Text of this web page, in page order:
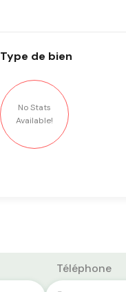
Type de bien
No Stats
Available!
Téléphone